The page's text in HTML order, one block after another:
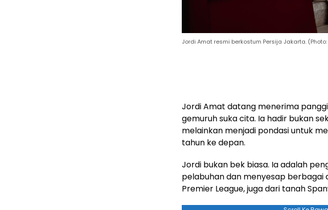
Jordi Amat resmi berkostum Persija Jakarta.
Jordi Amat datang menerima
gemuruh suka cita. Ia hadir bukan
melainkan menjadi pondasi untuk
tahun ke depan.
Jordi bukan bek biasa. Ia adalah
pelabuhan dan menyesap berbagai
Premier League, juga dari tanah